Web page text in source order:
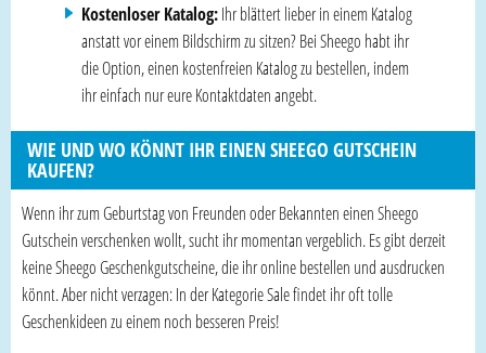
Kostenloser Katalog:Ihr blättert lieber in einem Katalog
anstatt vor einem Bildschirm zu sitzen? Bei Sheego habt ihr
die Option, einen kostenfreien Katalog zu bestellen, indem
ihr einfach nur eure Kontaktdaten angebt.
WIE UND WO KÖNNT IHR EINEN SHEEGO GUTSCHEIN
KAUFEN?
Wenn ihr zum Geburtstag von Freunden oder Bekannten einen Sheego
Gutschein verschenken wollt, sucht ihr momentan vergeblich. Es gibt derzeit
keine Sheego Geschenkgutscheine, die ihr online bestellen und ausdrucken
könnt. Aber nicht verzagen: In der Kategorie Sale findet ihr oft tolle
Geschenkideen zu einem noch besseren Preis!